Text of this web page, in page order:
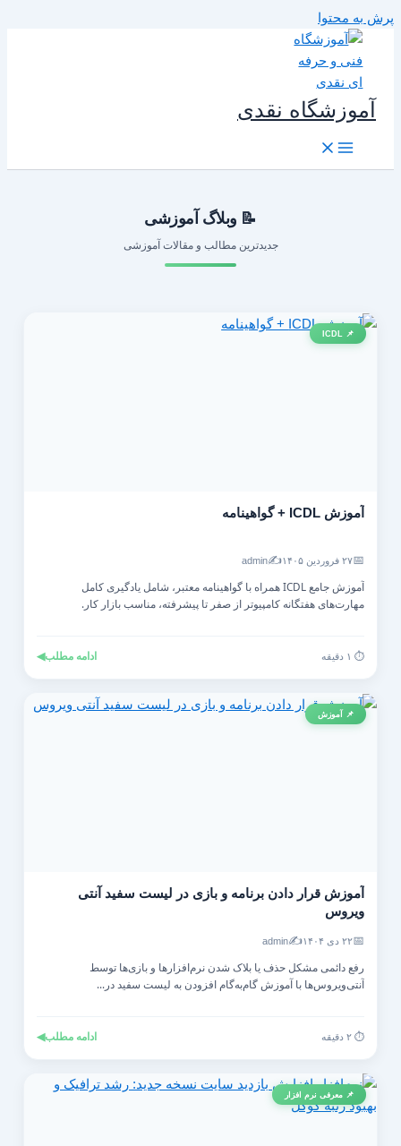
به محتوا
آموزشگاه نقدی
📝 وبلاگ آموزشی
جدیدترین مطالب و مقالات آموزشی
📌 ICDL
آموزش ICDL + گواهینامه
۲۷ فروردین ۱۴۰۵ ✍️
admin
آموزش جامع ICDL همراه با گواهینامه معتبر، شامل یادگیری کامل
مهارت‌های هفتگانه کامپیوتر از صفر تا پیشرفته، مناسب بازار کار.
ادامه مطلب◀
📌 آموزش
آموزش قرار دادن برنامه و بازی در لیست سفید آنتی‌
ویروس
۲۲ دی ۱۴۰۴ ✍️
admin
رفع دائمی مشکل حذف یا بلاک شدن نرم‌افزارها و بازی‌ها توسط
آنتی‌ویروس‌ها با آموزش گام‌به‌گام افزودن به لیست سفید در...
ادامه مطلب◀
📌 معرفی نرم افزار